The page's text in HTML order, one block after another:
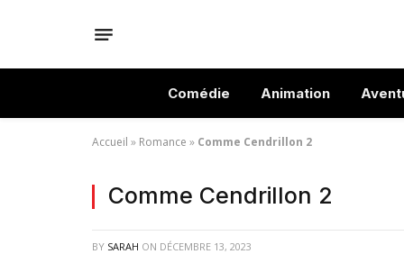
Comédie Animation
Accueil » Romance » Comme Cendrillon 2
Comme Cendrillon 2
BY SARAH ON DÉCEMBRE 13, 2023